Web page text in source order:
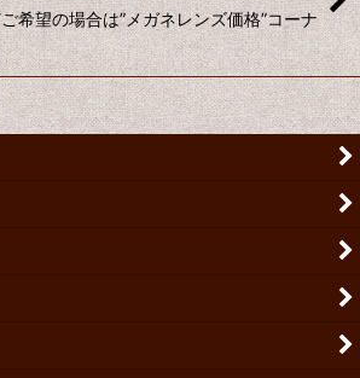
望の場合は”メガネレンズ価格”コーナ